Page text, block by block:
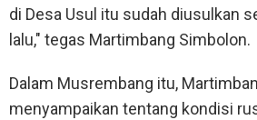
di Desa Usul itu sudah diusulkan
lalu," tegas Martimbang Simbolon.
Dalam Musrembang itu,
menyampaikan tentang kondisi